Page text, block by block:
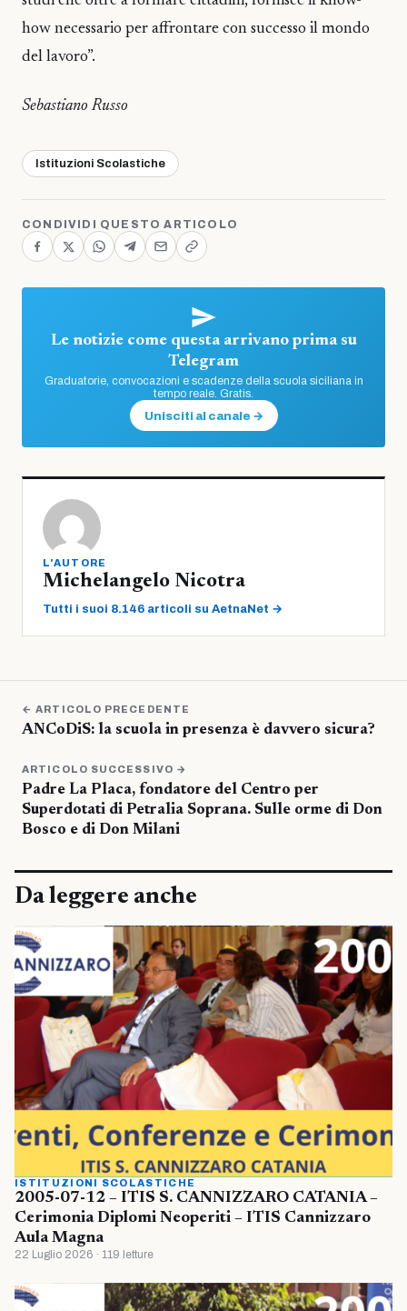
how necessario per affrontare con successo il mondo
del lavoro”.
Sebastiano Russo
Istituzioni Scolastiche
CONDIVIDI QUESTO ARTICOLO
Le notizie come questa arrivano prima su
Telegram
Graduatorie, convocazioni e scadenze della scuola siciliana in
tempo reale. Gratis.
Unisciti al canale →
L'AUTORE
Michelangelo Nicotra
Tutti i suoi 8.146 articoli su AetnaNet →
← ARTICOLO PRECEDENTE
ANCoDiS: la scuola in presenza è davvero sicura?
ARTICOLO SUCCESSIVO →
Padre La Placa, fondatore del Centro per
Superdotati di Petralia Soprana. Sulle orme di Don
Bosco e di Don Milani
Da leggere anche
ISTITUZIONI SCOLASTICHE
2005-07-12 – ITIS S. CANNIZZARO CATANIA –
Cerimonia Diplomi Neoperiti – ITIS Cannizzaro
Aula Magna
22 Luglio 2026 · 119 letture